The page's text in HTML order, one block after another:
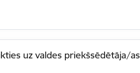
uz valdes priekšsēdētāja/as